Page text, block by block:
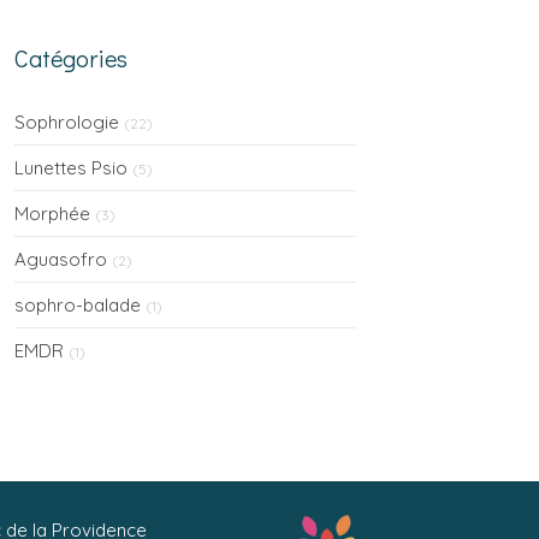
Catégories
Sophrologie (22)
Lunettes Psio (5)
Morphée (3)
Aguasofro (2)
sophro-balade (1)
EMDR (1)
de la Providence